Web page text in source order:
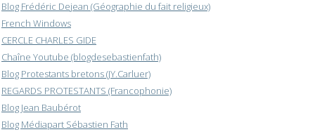
Blog Frédéric Dejean (Géographie du fait religieux)
French Windows
CERCLE CHARLES GIDE
Chaîne Youtube (blogdesebastienfath)
Blog Protestants bretons (JY.Carluer)
REGARDS PROTESTANTS (Francophonie)
Blog Jean Baubérot
Blog Médiapart Sébastien Fath